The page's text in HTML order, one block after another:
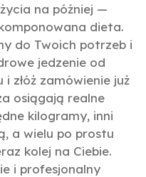
na później —
dieta.
do Twoich potrzeb i
jedzenie od
złóż zamówienie już
osiągają realne
kilogramy, inni
a wielu po prostu
kolej na Ciebie.
i profesjonalny